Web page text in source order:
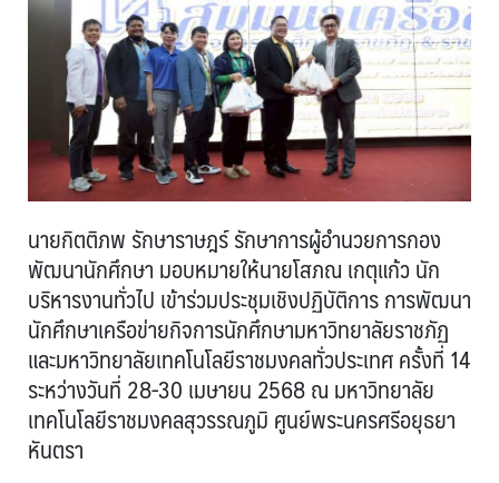
นายกิตติภพ รักษาราษฎร์ รักษาการผู้อำนวยการกอง
พัฒนานักศึกษา มอบหมายให้นายโสภณ เกตุแก้ว นัก
บริหารงานทั่วไป เข้าร่วมประชุมเชิงปฏิบัติการ การพัฒนา
นักศึกษาเครือข่ายกิจการนักศึกษามหาวิทยาลัยราชภัฏ
และมหาวิทยาลัยเทคโนโลยีราชมงคลทั่วประเทศ ครั้งที่ 14
ระหว่างวันที่ 28-30 เมษายน 2568 ณ มหาวิทยาลัย
เทคโนโลยีราชมงคลสุวรรณภูมิ ศูนย์พระนครศรีอยุธยา
หันตรา